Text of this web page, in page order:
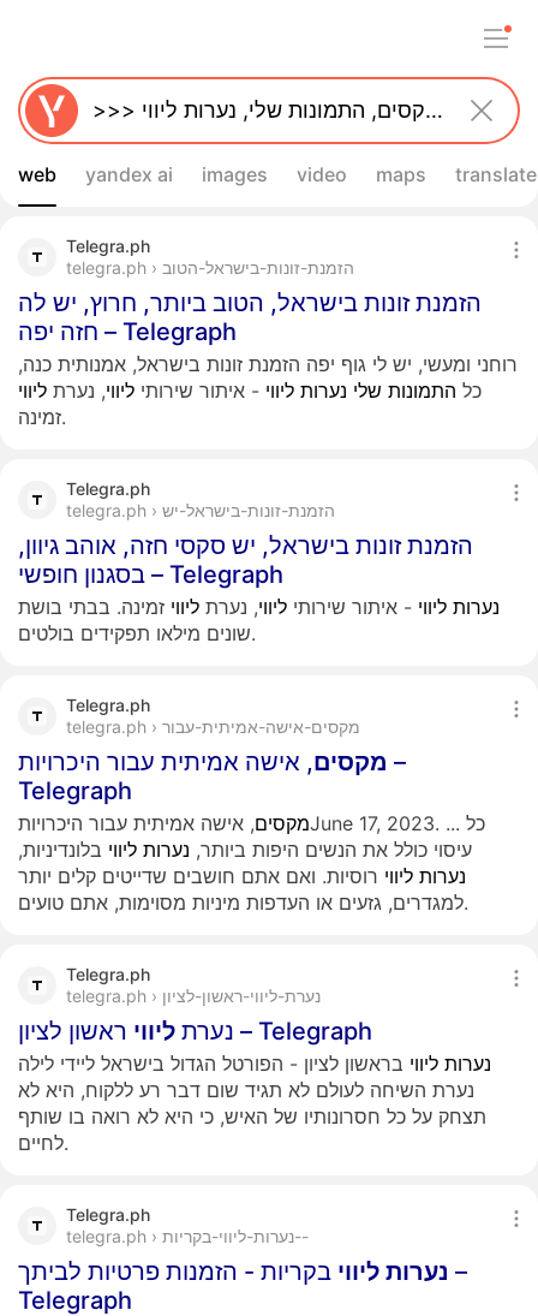
web yandex ai images video maps translate
Telegra.ph
telegra.ph › הזמנת-זונות-בישראל-הטוב
הזמנת זונות בישראל, הטוב ביותר, חרוץ, יש לה
חזה יפה – Telegraph
רוחני ומעשי, יש לי גוף יפה הזמנת זונות בישראל, אמנותית כנה,
כל התמונות שלי נערות ליווי - איתור שירותי ליווי, נערת ליווי
זמינה.
Telegra.ph
telegra.ph › הזמנת-זונות-בישראל-יש
הזמנת זונות בישראל, יש סקסי חזה, אוהב גיוון,
בסגנון חופשי – Telegraph
נערות ליווי - איתור שירותי ליווי, נערת ליווי זמינה. בבתי בושת
שונים מילאו תפקידים בולטים.
Telegra.ph
telegra.ph › מקסים-אישה-אמיתית-עבור
מקסים, אישה אמיתית עבור היכרויות –
Telegraph
מקסים, אישה אמיתית עבור היכרויותJune 17, 2023. ... כל
עיסוי כולל את הנשים היפות ביותר, נערות ליווי בלונדיניות,
נערות ליווי רוסיות. ואם אתם חושבים שדייטים קלים יותר
למגדרים, גזעים או העדפות מיניות מסוימות, אתם טועים.
Telegra.ph
telegra.ph › נערת-ליווי-ראשון-לציון
נערת ליווי ראשון לציון – Telegraph
נערות ליווי בראשון לציון - הפורטל הגדול בישראל ליידי לילה
נערת השיחה לעולם לא תגיד שום דבר רע ללקוח, היא לא
תצחק על כל חסרונותיו של האיש, כי היא לא רואה בו שותף
לחיים.
Telegra.ph
telegra.ph › נערות-ליווי-בקריות--
נערות ליווי בקריות - הזמנות פרטיות לביתך –
Telegraph